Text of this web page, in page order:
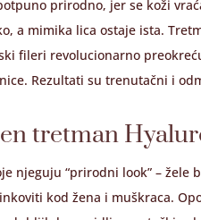
prirodno, jer se koži
a mimika lica ostaje ista.
fileri revolucionarno
Rezultati su trenutačni i
tretman
njeguju “prirodni look” –
kod žena i muškraca.